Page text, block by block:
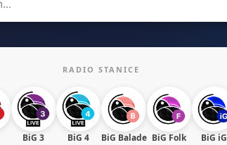
RADIO STANICE
BiG 3 BiG 4 BiG Balade BiG Folk BiG iG